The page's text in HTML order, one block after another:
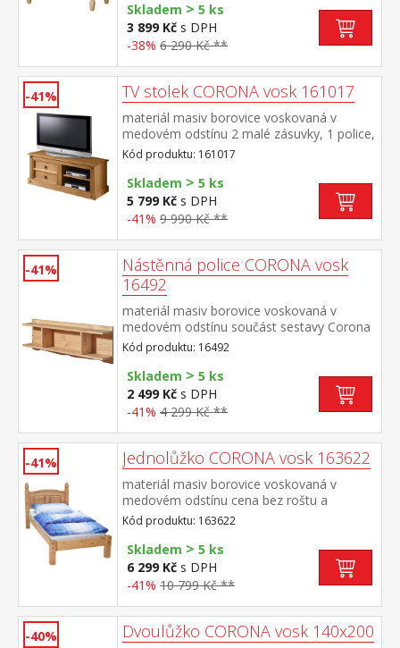
Skladem > 5 ks
3 899 Kč s DPH
-38% 6 290 Kč **
-41% TV stolek CORONA vosk 161017
materiál masiv borovice voskovaná v
medovém odstínu 2 malé zásuvky, 1 police,
kovové ozdobné úchytky součást sestavy
Corona
Kód produktu: 161017
Skladem > 5 ks
5 799 Kč s DPH
-41% 9 990 Kč **
-41%
Nástěnná police CORONA vosk
16492
materiál masiv borovice voskovaná v
medovém odstínu součást sestavy Corona
Kód produktu: 16492
Skladem > 5 ks
2 499 Kč s DPH
-41% 4 299 Kč **
-41% Jednolůžko CORONA vosk 163622
materiál masiv borovice voskovaná v
medovém odstínu cena bez roštu a
matrace doporučený rozměr matrace 90 ×
200 cm a rošt R1 toto lůžko NELZE
kombinovat s lamelovým roštem 7154
nebo 7861součást sestavy Corona
Kód produktu: 163622
Skladem > 5 ks
6 299 Kč s DPH
-41% 10 799 Kč **
-40% Dvoulůžko CORONA vosk 140x200